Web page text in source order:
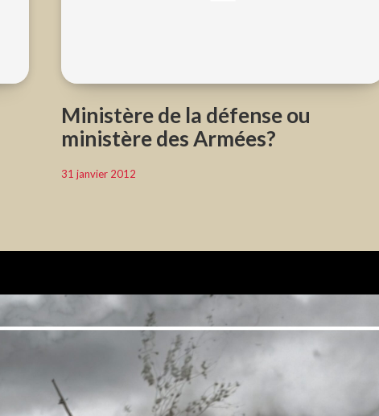
Ministère de la défense ou
ministère des Armées?
31 janvier 2012